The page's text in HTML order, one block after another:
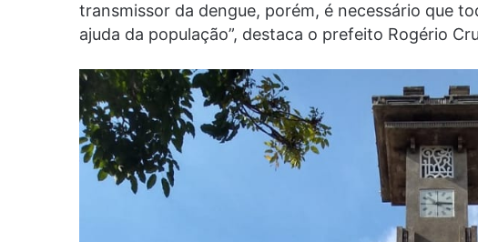
transmissor da dengue, porém, é necessário que
ajuda da população”, destaca o prefeito Rogério